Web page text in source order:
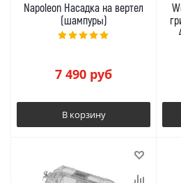
Napoleon Насадка на вертел
(шампуры)
7 490 руб
В корзину